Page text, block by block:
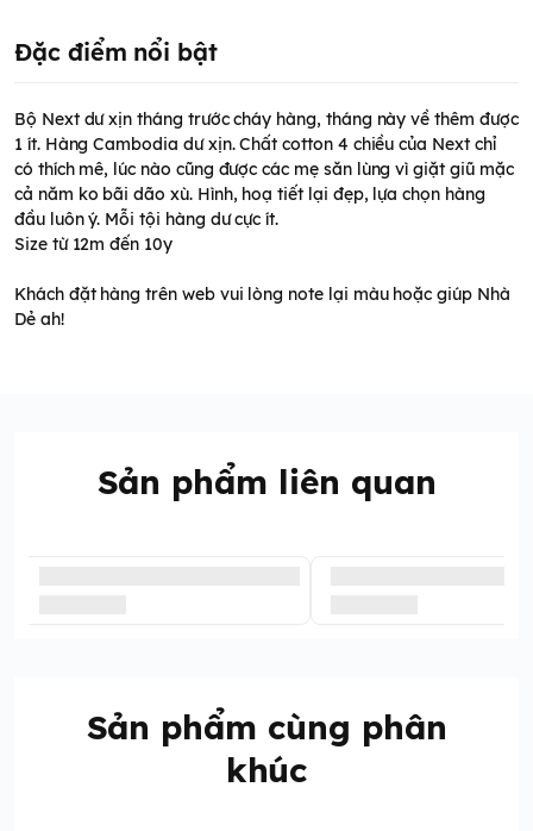
Đặc điểm nổi bật
Bộ Next dư xịn tháng trước cháy hàng, tháng này về thêm được
1 ít. Hàng Cambodia dư xịn. Chất cotton 4 chiều của Next chỉ
có thích mê, lúc nào cũng được các mẹ săn lùng vì giặt giũ mặc
cả năm ko bãi dão xù. Hình, hoạ tiết lại đẹp, lựa chọn hàng
đầu luôn ý. Mỗi tội hàng dư cực ít.
Size từ 12m đến 10y
Khách đặt hàng trên web vui lòng note lại màu hoặc giúp Nhà
Dẻ ah!
Sản phẩm liên quan
Sản phẩm cùng phân
khúc